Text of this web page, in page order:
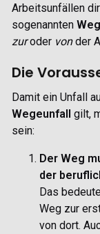
Arbeitsunfällen
sogenannten
zuroder vonder
Die
Damit ein Unfall
Wegeunfall gilt,
sein:
Der Weg
der
Das
Weg zur
von dort.